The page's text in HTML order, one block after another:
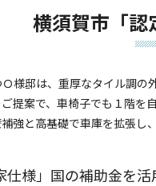
横須賀市「認
様邸は、重厚なタイル調
提案で、車椅子でも１階
強と高基礎で車庫を拡張し
様」国の補助金を活